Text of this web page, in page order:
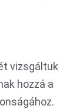
vizsgáltuk
hozzá a